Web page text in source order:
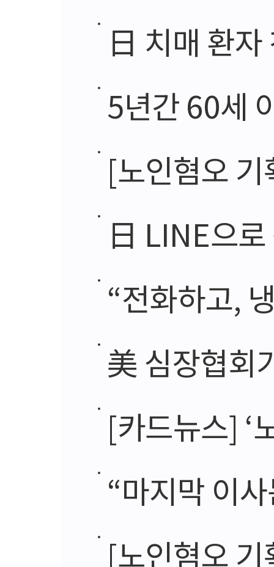
日 치매 환자
5년간 60세
[노인혐오
日 LINE으로
“전화하고,
美 심장협회
[카드뉴스] ‘
“마지막 이사
[노인혐오 기